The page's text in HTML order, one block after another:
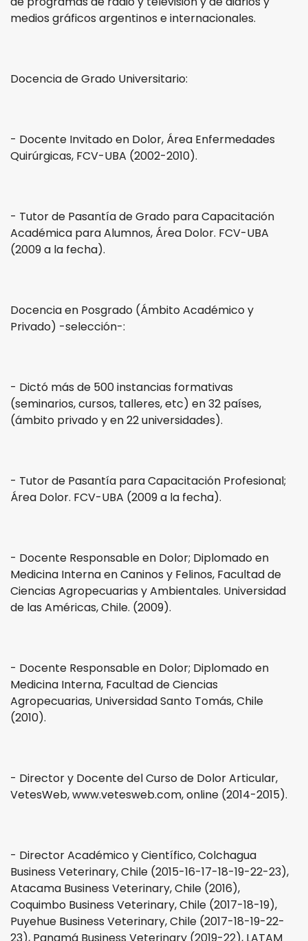
medios gráficos argentinos e internacionales.
Docencia de Grado Universitario:
- Docente Invitado en Dolor, Área Enfermedades
Quirúrgicas, FCV-UBA (2002-2010).
- Tutor de Pasantía de Grado para Capacitación
Académica para Alumnos, Área Dolor. FCV-UBA
(2009 a la fecha).
Docencia en Posgrado (Ámbito Académico y
Privado) -selección-:
- Dictó más de 500 instancias formativas
(seminarios, cursos, talleres, etc) en 32 países,
(ámbito privado y en 22 universidades).
- Tutor de Pasantía para Capacitación Profesional;
Área Dolor. FCV-UBA (2009 a la fecha).
- Docente Responsable en Dolor; Diplomado en
Medicina Interna en Caninos y Felinos, Facultad de
Ciencias Agropecuarias y Ambientales. Universidad
de las Américas, Chile. (2009).
- Docente Responsable en Dolor; Diplomado en
Medicina Interna, Facultad de Ciencias
Agropecuarias, Universidad Santo Tomás, Chile
(2010).
- Director y Docente del Curso de Dolor Articular,
VetesWeb, www.vetesweb.com, online (2014-2015).
- Director Académico y Científico, Colchagua
Business Veterinary, Chile (2015-16-17-18-19-22-23),
Atacama Business Veterinary, Chile (2016),
Coquimbo Business Veterinary, Chile (2017-18-19),
Puyehue Business Veterinary, Chile (2017-18-19-22-